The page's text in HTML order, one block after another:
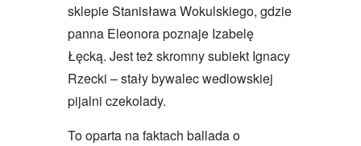
sklepie Stanisława Wokulskiego, gdzie
panna Eleonora poznaje Izabelę
Łęcką. Jest też skromny subiekt Ignacy
Rzecki – stały bywalec wedlowskiej
pijalni czekolady.
To oparta na faktach ballada o